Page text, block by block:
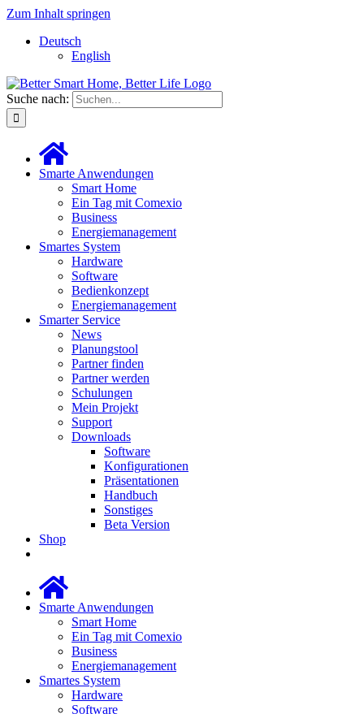
Zum Inhalt springen
Deutsch
English
Suche nach:
Smarte Anwendungen
Smart Home
Ein Tag mit Comexio
Business
Energiemanagement
Smartes System
Hardware
Software
Bedienkonzept
Energiemanagement
Smarter Service
News
Planungstool
Partner finden
Partner werden
Schulungen
Mein Projekt
Support
Downloads
Software
Konfigurationen
Präsentationen
Handbuch
Sonstiges
Beta Version
Shop
Smarte Anwendungen
Smart Home
Ein Tag mit Comexio
Business
Energiemanagement
Smartes System
Hardware
Software